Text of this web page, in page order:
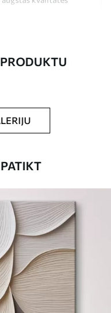
lakas pārklājumu.